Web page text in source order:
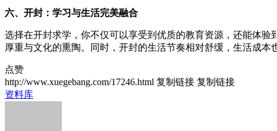
六、开封：学习与生活完美融合
选择在开封求学，你不仅可以享受到优质的教育资源，还能体
厚重与文化的熏陶。同时，开封的生活节奏相对舒缓，生活成
点赞
http://www.xuegebang.com/17246.html 复制链接 复制链接
资料库